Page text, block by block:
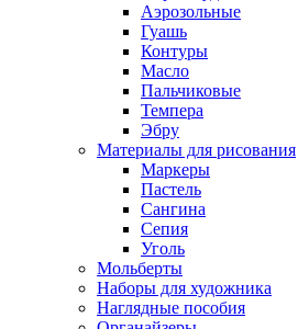
Аэрозольные
Гуашь
Контуры
Масло
Пальчиковые
Темпера
Эбру
Материалы для рисования
Маркеры
Пастель
Сангина
Сепия
Уголь
Мольберты
Наборы для художника
Наглядные пособия